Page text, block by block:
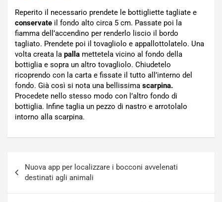
Reperito il necessario prendete le bottigliette tagliate e
conservate il fondo alto circa 5 cm. Passate poi la
fiamma dell’accendino per renderlo liscio il bordo
tagliato. Prendete poi il tovagliolo e appallottolatelo. Una
volta creata la palla mettetela vicino al fondo della
bottiglia e sopra un altro tovagliolo. Chiudetelo
ricoprendo con la carta e fissate il tutto all’interno del
fondo. Già così si nota una bellissima scarpina.
Procedete nello stesso modo con l’altro fondo di
bottiglia. Infine taglia un pezzo di nastro e arrotolalo
intorno alla scarpina.
articoli
Nuova app per localizzare i bocconi avvelenati
destinati agli animali